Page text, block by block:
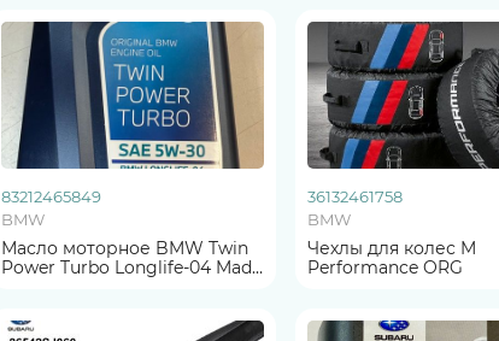
83212465849
BMW
Масло моторное BMW Twin
Power Turbo Longlife-04 Made
36132461758
BMW
Чехлы для колес M
Performance ORG